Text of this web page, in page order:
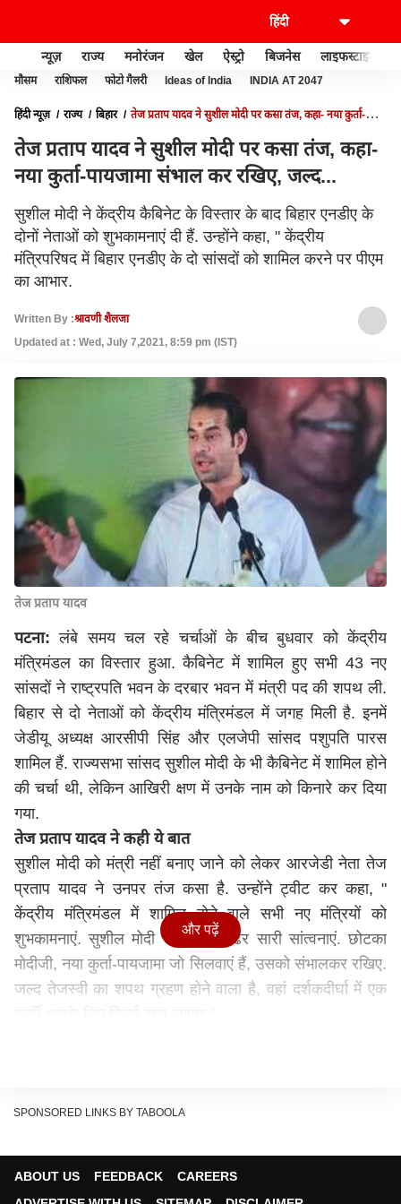
न्यूज़ राज्य मनोरंजन खेल ऐस्ट्रो बिजनेस लाइफस्टाइल
मौसम राशिफल फोटो गैलरी Ideas of India INDIA AT 2047
हिंदी न्यूज़ राज्य बिहार
तेज प्रताप यादव ने सुशील मोदी पर कसा तंज, कहा- नया कुर्ता-
तेज प्रताप यादव ने सुशील मोदी पर कसा तंज, कहा-
नया कुर्ता-पायजामा संभाल कर रखिए, जल्द...
सुशील मोदी ने केंद्रीय कैबिनेट के विस्तार के बाद बिहार एनडीए के
दोनों नेताओं को शुभकामनाएं दी हैं. उन्होंने कहा, " केंद्रीय
मंत्रिपरिषद में बिहार एनडीए के दो सांसदों को शामिल करने पर पीएम
का आभार.
Written By :श्रावणी शैलजा
Updated at : Wed, July 7,2021, 8:59 pm (IST)
तेज प्रताप यादव
पटना: लंबे समय चल रहे चर्चाओं के बीच बुधवार को केंद्रीय
मंत्रिमंडल का विस्तार हुआ. कैबिनेट में शामिल हुए सभी 43 नए
सांसदों ने राष्ट्रपति भवन के दरबार भवन में मंत्री पद की शपथ ली.
बिहार से दो नेताओं को केंद्रीय मंत्रिमंडल में जगह मिली है. इनमें
जेडीयू अध्यक्ष आरसीपी सिंह और एलजेपी सांसद पशुपति पारस
शामिल हैं. राज्यसभा सांसद सुशील मोदी के भी कैबिनेट में शामिल होने
की चर्चा थी, लेकिन आखिरी क्षण में उनके नाम को किनारे कर दिया
गया.
तेज प्रताप यादव ने कही ये बात
सुशील मोदी को मंत्री नहीं बनाए जाने को लेकर आरजेडी नेता तेज
प्रताप यादव ने उनपर तंज कसा है. उन्होंने ट्वीट कर कहा, "
केंद्रीय मंत्रिमंडल में शामिल होने वाले सभी नए मंत्रियों को
शुभकामनाएं. सुशील मोदी जी के लिए ढेर सारी सांत्वनाएं. छोटका
मोदीजी, नया कुर्ता-पायजामा जो सिलवाएं हैं, उसको संभालकर रखिए.
जल्द तेजस्वी का शपथ ग्रहण होने वाला है, वहां दर्शकदीर्घा में एक
मोदीजी, नया कुर्ता - पायजामा जो सिलवाएं हैं उसको संभालकर रखिए
और पढ़ें
SPONSORED LINKS BY TABOOLA
ABOUT US FEEDBACK
CAREERS